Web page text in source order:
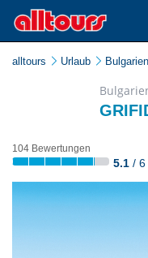
alltours Urlaub Bulgarien
104 Bewertungen
5.1 / 6